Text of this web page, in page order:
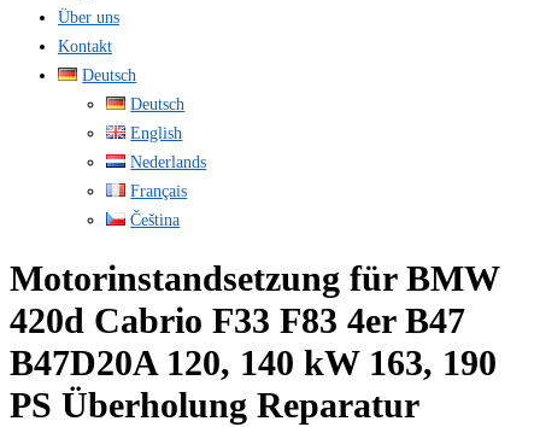
Über uns
Kontakt
Deutsch
Deutsch
English
Nederlands
Français
Čeština
Motorinstandsetzung für BMW
420d Cabrio F33 F83 4er B47
B47D20A 120, 140 kW 163, 190
PS Überholung Reparatur